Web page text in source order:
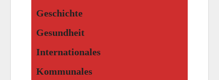
Geschichte
Gesundheit
Internationales
Kommunales